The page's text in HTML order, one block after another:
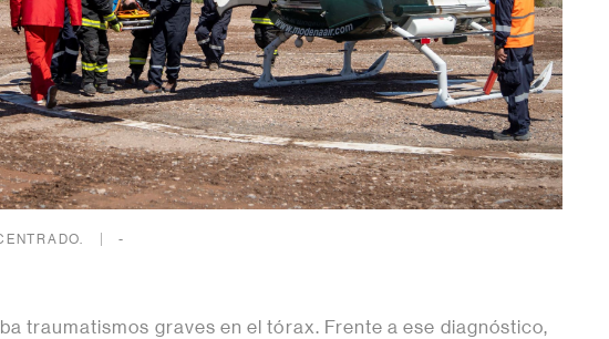
-
traumatismos graves en el tórax. Frente a ese diagnóstico,